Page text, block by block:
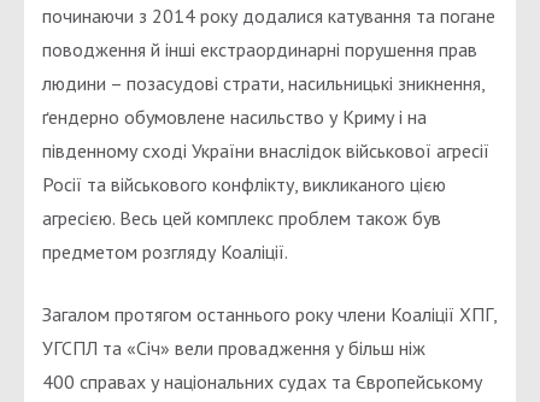
починаючи з 2014 року додалися катування та погане
поводження й інші екстраординарні порушення прав
людини – позасудові страти, насильницькі зникнення,
ґендерно обумовлене насильство у Криму і на
південному сході України внаслідок військової агресії
Росії та військового конфлікту, викликаного цією
агресією. Весь цей комплекс проблем також був
предметом розгляду Коаліції.
Загалом протягом останнього року члени Коаліції ХПГ,
УГСПЛ та «Січ» вели провадження у більш ніж
400 справах у національних судах та Європейському